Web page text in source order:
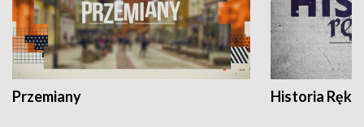
Przemiany Historia Ręką